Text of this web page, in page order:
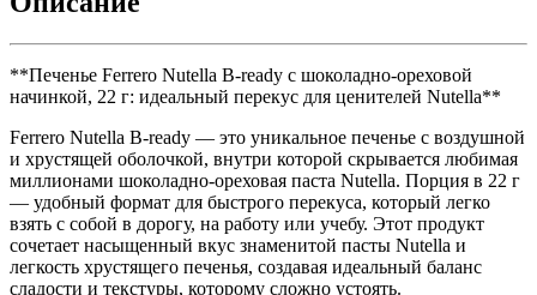
**Печенье Ferrero Nutella B-ready с шоколадно-ореховой
начинкой, 22 г: идеальный перекус для ценителей Nutella**
Ferrero Nutella B-ready — это уникальное печенье с воздушной
и хрустящей оболочкой, внутри которой скрывается любимая
миллионами шоколадно-ореховая паста Nutella. Порция в 22 г
— удобный формат для быстрого перекуса, который легко
взять с собой в дорогу, на работу или учебу. Этот продукт
сочетает насыщенный вкус знаменитой пасты Nutella и
легкость хрустящего печенья, создавая идеальный баланс
сладости и текстуры, которому сложно устоять.